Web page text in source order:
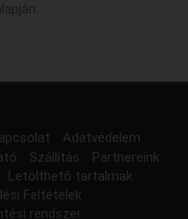
Adatvédelem
Szállítás
Partnereink
Letölthető tartalmak
Feltételek
rendszer